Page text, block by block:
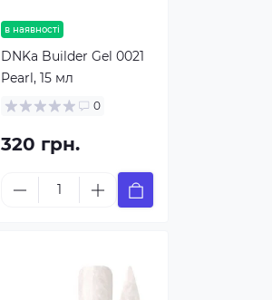
в наявності
DNKa Builder Gel 0021
Pearl, 15 мл
0
320 грн.